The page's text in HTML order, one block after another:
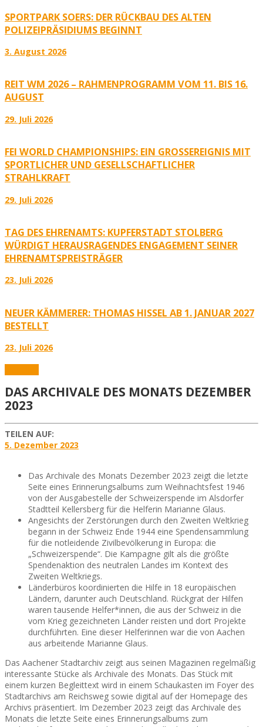
SPORTPARK SOERS: DER RÜCKBAU DES ALTEN
POLIZEIPRÄSIDIUMS BEGINNT
3. August 2026
REIT WM 2026 – RAHMENPROGRAMM VOM 11. BIS 16.
AUGUST
29. Juli 2026
FEI WORLD CHAMPIONSHIPS: EIN GROSSEREIGNIS MIT S
PORTLICHER UND GESELLSCHAFTLICHER S
TRAHLKRAFT
29. Juli 2026
TAG DES EHRENAMTS: KUPFERSTADT STOLBERG
WÜRDIGT HERAUSRAGENDES ENGAGEMENT SEINER
EHRENAMTSPREISTRÄGER
23. Juli 2026
NEUER KÄMMERER: THOMAS HISSEL AB 1. JANUAR 2027
BESTELLT
23. Juli 2026
DAS ARCHIVALE DES MONATS DEZEMBER
2023
TEILEN AUF:
5. Dezember 2023
Das Archivale des Monats Dezember 2023 zeigt die letzte
Seite eines Erinnerungsalbums zum Weihnachtsfest 1946
von der Ausgabestelle der Schweizerspende im Alsdorfer
Stadtteil Kellersberg für die Helferin Marianne Glaus.
Angesichts der Zerstörungen durch den Zweiten Weltkrieg
begann in der Schweiz Ende 1944 eine Spendensammlung
für die notleidende Zivilbevölkerung in Europa: die
„Schweizerspende“. Die Kampagne gilt als die größte
Spendenaktion des neutralen Landes im Kontext des
Zweiten Weltkriegs.
Länderbüros koordinierten die Hilfe in 18 europäischen
Ländern, darunter auch Deutschland. Rückgrat der Hilfen
waren tausende Helfer*innen, die aus der Schweiz in die
vom Krieg gezeichneten Länder reisten und dort Projekte
durchführten. Eine dieser Helferinnen war die von Aachen
aus arbeitende Marianne Glaus.
Das Aachener Stadtarchiv zeigt aus seinen Magazinen regelmäßig
interessante Stücke als Archivale des Monats. Das Stück mit
einem kurzen Begleittext wird in einem Schaukasten im Foyer des
Stadtarchivs am Reichsweg sowie digital auf der Homepage des
Archivs präsentiert. Im Dezember 2023 zeigt das Archivale des
Monats die letzte Seite eines Erinnerungsalbums zum